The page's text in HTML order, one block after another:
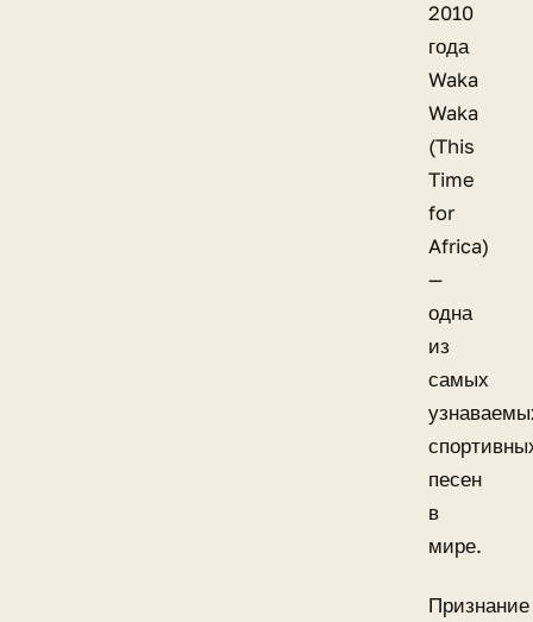
2010
года
Waka
Waka
(This
Time
for
Africa)
—
одна
из
самых
песен
в
мире.
Признание